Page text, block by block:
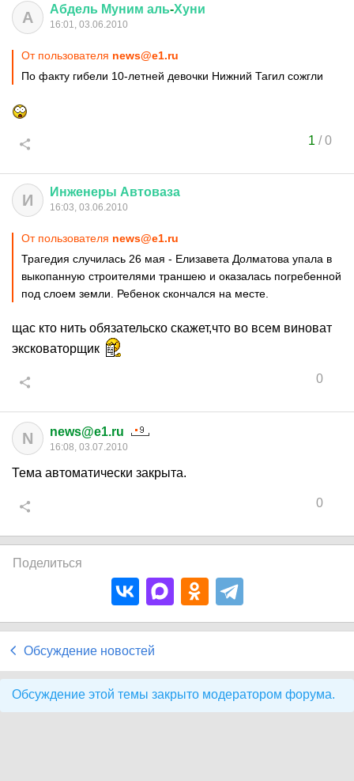
А Абдель Муним аль-Хуни
16:01, 03.06.2010
От пользователя news@e1.ru
По факту гибели 10-летней девочки Нижний Тагил сожгли
1 /0
И Инженеры Автоваза
16:03, 03.06.2010
От пользователя news@e1.ru
Трагедия случилась 26 мая - Елизавета Долматова упала в
выкопанную строителями траншею и оказалась погребенной
под слоем земли. Ребенок скончался на месте.
щас кто нить обязательско скажет,что во всем виноват
эксковаторщик
0
N news@e1.ru
16:08, 03.07.2010
Тема автоматически закрыта.
0
Поделиться
Обсуждение новостей
Обсуждение этой темы закрыто модератором форума.